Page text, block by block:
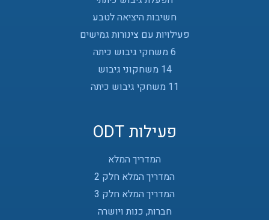
חשיבות היציאה לטבע
פעילויות עם צינורות גמישים
6 משחקי גיבוש כיתה
14 משחקוני גיבוש
11 משחקי גיבוש כיתה
פעילות ODT
המדריך המלא
המדריך המלא חלק 2
המדריך המלא חלק 3
חברות, כנות ויושרה